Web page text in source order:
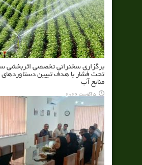
برگزاری سخنرانی تخصصی اثربخشی
تحت فشار با هدف تبیین
منابع آب
5 آگوست 2026